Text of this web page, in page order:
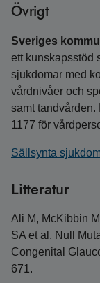
Övrigt
Sveriges
ett kunskapsstöd
sjukdomar med
vårdnivåer och
samt
1177 för
Sällsynta
Litteratur
Ali M, McKibbin
SA et al. Null
Congenital
671.